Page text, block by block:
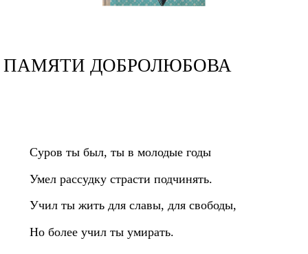
ПАМЯТИ ДОБРОЛЮБОВА
Суров ты был, ты в молодые годы
Умел рассудку страсти подчинять.
Учил ты жить для славы, для свободы,
Но более учил ты умирать.